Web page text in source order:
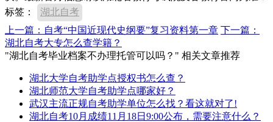
标签：
湖北自考
上一篇：自考“中国近现代史纲要”复习资料第一章 下一篇：
湖北自考大专怎么查学籍？
"湖北自考毕业档案不办理托管可以吗？" 相关文章推荐
湖北大学自考助学点授权书怎么查？
湖北师范大学自考助学点哪家好？
武汉主流正规自考助学单位怎么找？看这就对了!
湖北自考10月成绩11月18日9:00公布，需要注意什么？